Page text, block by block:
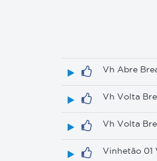
Vh Abre
Vh Volta
Vh Volta
Vinhetão 01